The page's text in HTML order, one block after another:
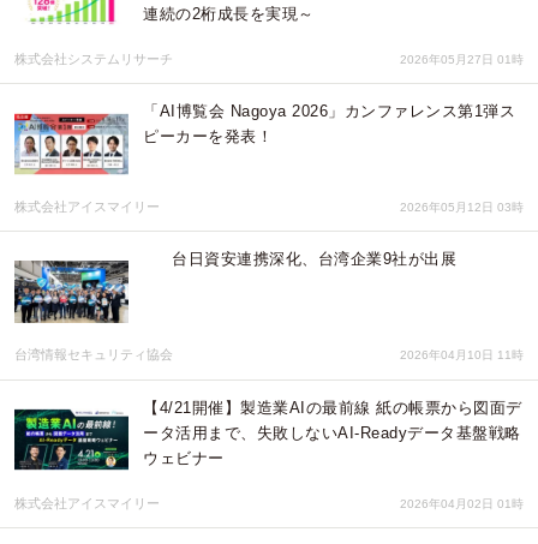
連続の2桁成長を実現～
株式会社システムリサーチ 2026年05月27日 01時
「AI博覧会 Nagoya 2026」カンファレンス第1弾ス
ピーカーを発表！
株式会社アイスマイリー 2026年05月12日 03時
台日資安連携深化、台湾企業9社が出展
台湾情報セキュリティ協会 2026年04月10日 11時
【4/21開催】製造業AIの最前線 紙の帳票から図面デ
ータ活用まで、失敗しないAI-Readyデータ基盤戦略
ウェビナー
株式会社アイスマイリー 2026年04月02日 01時